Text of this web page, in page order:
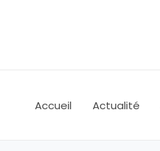
Accueil Actualité